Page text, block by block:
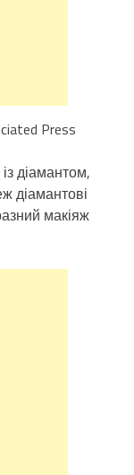
Press
діамантом,
діамантові
макіяж